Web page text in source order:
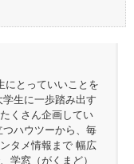
にとっていいことを
生に一歩踏み出す
くさん企画してい
つハウツーから、毎
タメ情報まで 幅広
学窓（がくまど）